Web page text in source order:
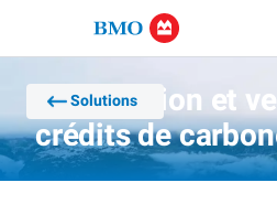
Solutions
Négociation et
crédits de